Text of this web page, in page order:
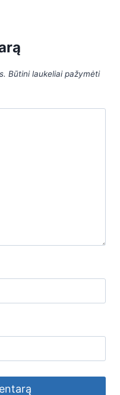
Būtini laukeliai pažymėti